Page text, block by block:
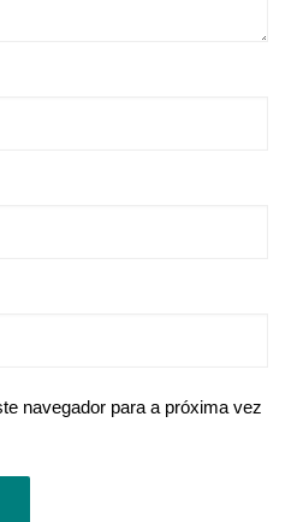
navegador para a próxima vez